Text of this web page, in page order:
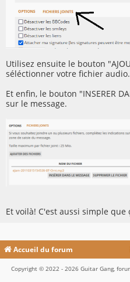
Utilisez ensuite le bouton
séléctionner votre fichier audio.
Et enfin, le bouton "INSERER
sur le message.
Et voilà! C'est aussi simple que
Accueil du forum
Copyright © 2022 - 2026 Guitar Gang,